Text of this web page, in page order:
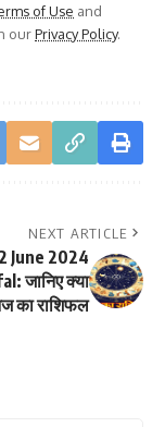
of Use and
ourPrivacy Policy.
NEXT ARTICLE
June 2024
जानिए क्‍या
का राशिफल